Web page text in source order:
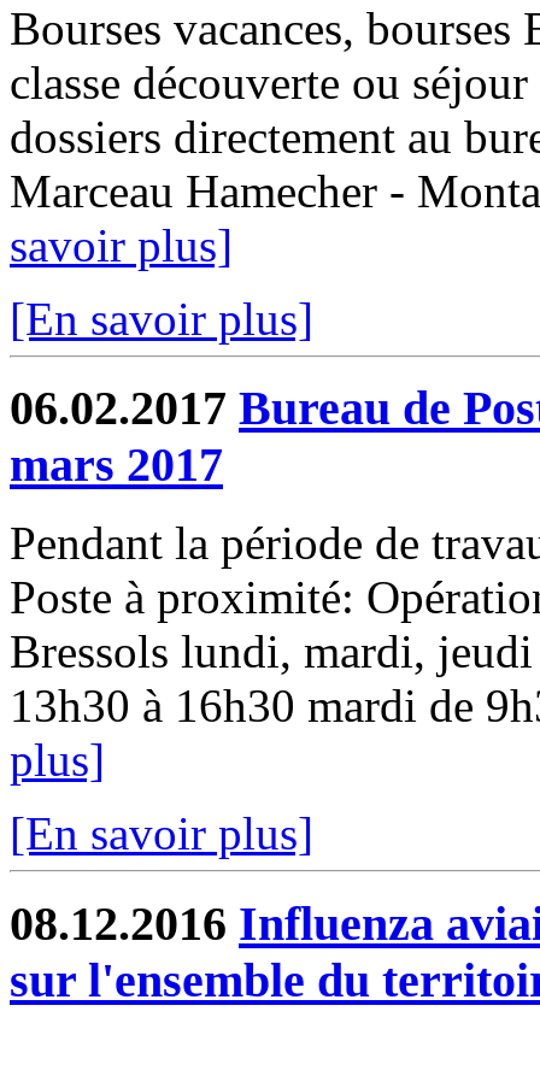
Bourses vacances,
classe découverte ou
dossiers directement au
Marceau Hamecher -
savoir plus]
[En savoir plus]
06.02.2017 Bureau de
mars 2017
Pendant la période de
Poste à proximité:
Bressols lundi, mardi,
13h30 à 16h30 mardi de
plus]
[En savoir plus]
08.12.2016 Influenza
sur l'ensemble du